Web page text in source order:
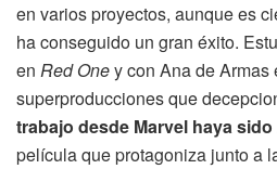
en varios proyectos, aunque es
ha conseguido un gran éxito.
en Red Oney con Ana de Armas
superproducciones que
trabajo desde Marvel haya sido
película que protagoniza junto a